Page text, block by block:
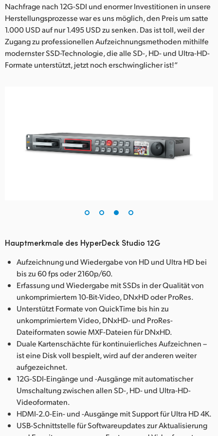
Nachfrage nach 12G-SDI und enormer Investitionen in unsere
Herstellungsprozesse war es uns möglich, den Preis um satte
1.000 USD auf nur 1.495 USD zu senken. Das ist toll, weil der
Zugang zu professionellen Aufzeichnungsmethoden mithilfe
modernster SSD-Technologie, die alle SD-, HD- und Ultra-HD-
Formate unterstützt, jetzt noch erschwinglicher ist!“
Hauptmerkmale des HyperDeck Studio 12G
Aufzeichnung und Wiedergabe von HD und Ultra HD bei
bis zu 60 fps oder 2160p/60.
Erfassung und Wiedergabe mit SSDs in der Qualität von
unkomprimiertem 10-Bit-Video, DNxHD oder ProRes.
Unterstützt Formate von QuickTime bis hin zu
unkomprimiertem Video, DNxHD- und ProRes-
Dateiformaten sowie MXF-Dateien für DNxHD.
Duale Kartenschächte für kontinuierliches Aufzeichnen –
ist eine Disk voll bespielt, wird auf der anderen weiter
aufgezeichnet.
12G-SDI-Eingänge und -Ausgänge mit automatischer
Umschaltung zwischen allen SD-, HD- und Ultra-HD-
Videoformaten.
HDMI-2.0-Ein- und -Ausgänge mit Support für Ultra HD 4K.
USB-Schnittstelle für Softwareupdates zur Aktualisierung